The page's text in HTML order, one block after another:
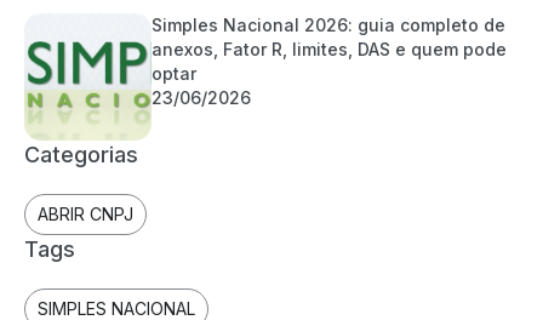
Simples Nacional 2026: guia completo de
anexos, Fator R, limites, DAS e quem pode
optar
23/06/2026
Categorias
ABRIR CNPJ
Tags
SIMPLES NACIONAL